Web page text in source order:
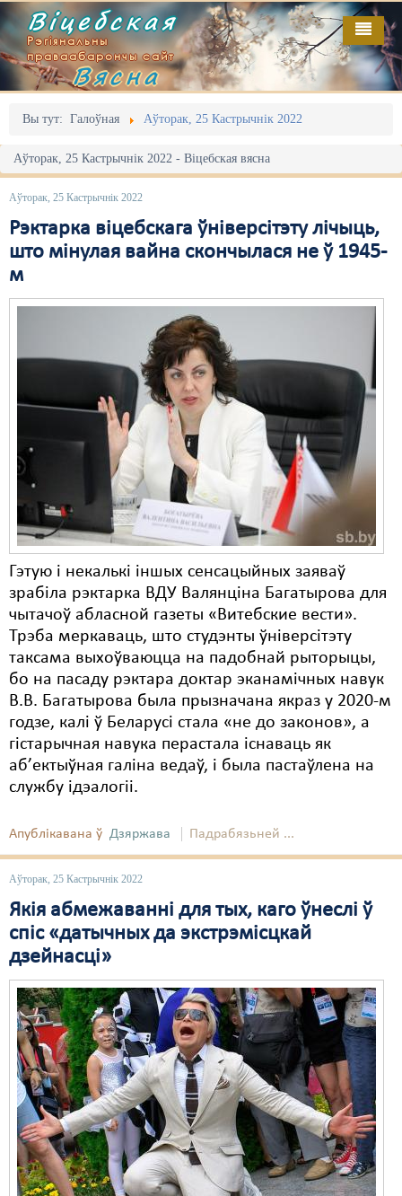
Віцебская
Рэгіянальны
праваабарончы сайт
Вясна
Вы тут: Галоўная Аўторак, 25 Кастрычнік 2022
Аўторак, 25 Кастрычнік 2022 - Віцебская вясна
Аўторак, 25 Кастрычнік 2022
Рэктарка віцебскага ўніверсітэту лічыць,
што мінулая вайна скончылася не ў 1945-
м
Гэтую і некалькі іншых сенсацыйных заяваў
зрабіла рэктарка ВДУ Валянціна Багатырова для
чытачоў абласной газеты «Витебские вести».
Трэба меркаваць, што студэнты ўніверсітэту
таксама выхоўваюцца на падобнай рыторыцы,
бо на пасаду рэктара доктар эканамічных навук
В.В. Багатырова была прызначана якраз у 2020-м
годзе, калі ў Беларусі стала «не до законов», а
гістарычная навука перастала існаваць як
аб’ектыўная галіна ведаў, і была пастаўлена на
службу ідэалогіі.
Апублікавана ў Дзяржава Падрабязьней ...
Аўторак, 25 Кастрычнік 2022
Якія абмежаванні для тых, каго ўнеслі ў
спіс «датычных да экстрэмісцкай
дзейнасці»
Галоўная
Адміністрацыйны перасьлед
Акцыі
Выбары
Грамадзянскія ініцыятывы
Дзяржава
Карная псыхіятрыя
Культурныя правы
ЛПП
Мігранты
Мірныя сходы
Палітвязьні
Праваабаронцы
Правы дзіцяці
Пэнітэнцыярная сыстэма
Распальваньне варожасьці
Рознае
Свабода слова
Суд
Сьмяротнае пакараньне
Экалёгія
Правы працоўных
Сацыяльныя правы
Выданьні
Відэа
Пра нас
RSS